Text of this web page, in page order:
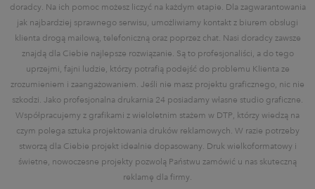
doradcy. Na ich pomoc możesz liczyć na każdym etapie. Dla zagwarantowania
jak najbardziej sprawnego serwisu, umożliwiamy kontakt z biurem obsługi
klienta drogą mailową, telefoniczną oraz poprzez chat. Nasi doradcy zawsze
znajdą dla Ciebie najlepsze rozwiązanie. Są to profesjonaliści, a do tego
uprzejmi, fajni ludzie, którzy potrafią podejść do problemu Klienta ze
zrozumieniem i zaangażowaniem. Jeśli nie masz projektu graficznego, nic nie
szkodzi. Jako profesjonalna drukarnia 24 posiadamy własne studio graficzne.
Współpracujemy z grafikami z wieloletnim stażem w DTP, którzy wiedzą na
czym polega sztuka projektowania druków reklamowych. W razie potrzeby
stworzą dla Ciebie projekt idealnie dopasowany. Druk wielkoformatowy i
świetne, nowoczesne projekty pozwolą Państwu zamówić u nas skuteczną
reklamę dla firmy.